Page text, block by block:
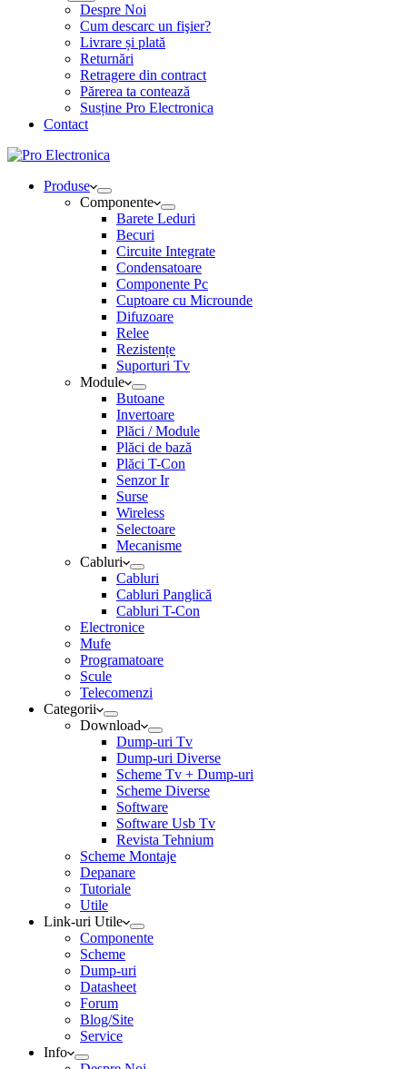
Despre Noi
Cum descarc un fişier?
Livrare și plată
Returnări
Retragere din contract
Părerea ta contează
Susține Pro Electronica
Contact
Produse
Componente
Barete Leduri
Becuri
Circuite Integrate
Condensatoare
Componente Pc
Cuptoare cu Microunde
Difuzoare
Relee
Rezistențe
Suporturi Tv
Module
Butoane
Invertoare
Plăci / Module
Plăci de bază
Plăci T-Con
Senzor Ir
Surse
Wireless
Selectoare
Mecanisme
Cabluri
Cabluri
Cabluri Panglică
Cabluri T-Con
Electronice
Mufe
Programatoare
Scule
Telecomenzi
Categorii
Download
Dump-uri Tv
Dump-uri Diverse
Scheme Tv + Dump-uri
Scheme Diverse
Software
Software Usb Tv
Revista Tehnium
Scheme Montaje
Depanare
Tutoriale
Utile
Link-uri Utile
Componente
Scheme
Dump-uri
Datasheet
Forum
Blog/Site
Service
Info